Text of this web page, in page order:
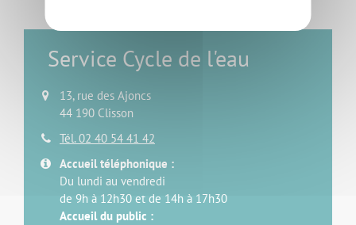
Service Cycle de l'eau
13, rue des Ajoncs
44 190 Clisson
Tél. 02 40 54 41 42
Accueil téléphonique :
Du lundi au vendredi
de 9h à 12h30 et de 14h à 17h30
Accueil du public :